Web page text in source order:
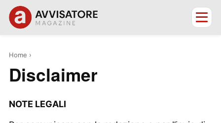
Home ›
Disclaimer
NOTE LEGALI